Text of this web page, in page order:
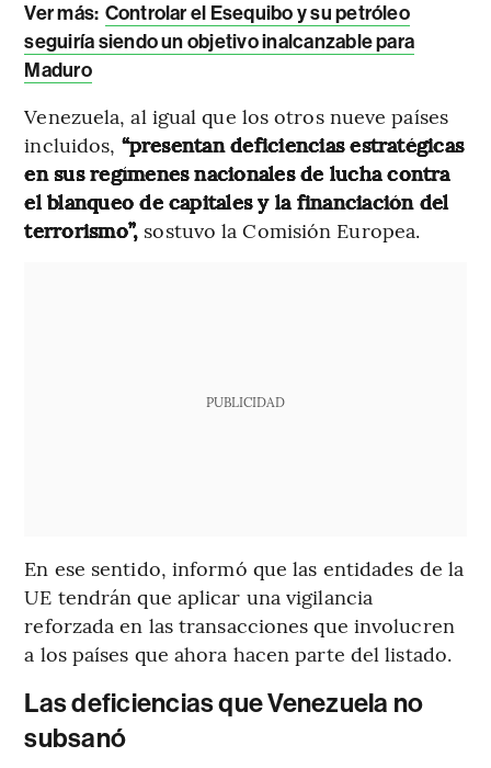
Ver más: Controlar el Esequibo y su petróleo
seguiría siendo un objetivo inalcanzable para
Maduro
Venezuela, al igual que los otros nueve países
incluidos, “presentan deficiencias estratégicas
en sus regímenes nacionales de lucha contra
el blanqueo de capitales y la financiación del
terrorismo”, sostuvo la Comisión Europea.
PUBLICIDAD
En ese sentido, informó que las entidades de la
UE tendrán que aplicar una vigilancia
reforzada en las transacciones que involucren
a los países que ahora hacen parte del listado.
Las deficiencias que Venezuela no
subsanó